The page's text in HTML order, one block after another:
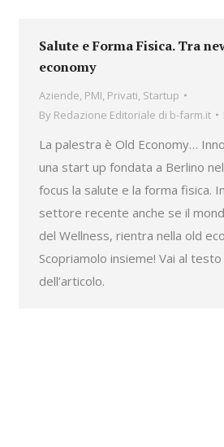
Salute e Forma Fisica. Tra
economy
Aziende, PMI, Privati, Startup
By Redazione Editoriale di b-farm.it
La palestra è Old Economy…
una start up fondata a Berlino
focus la salute e la forma fisica.
settore recente anche se il
del Wellness, rientra nella old
Scopriamolo insieme! Vai al
dell’articolo.